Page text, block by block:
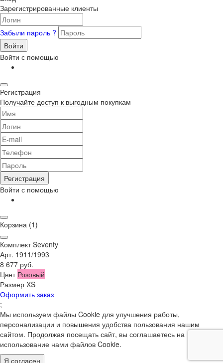
Зарегистрированные клиенты
Забыли пароль ?
Войти
Войти с помощью
Регистрация
Получайте доступ к выгодным покупкам
Регистрация
Войти с помощью
Корзина (1)
Комплект Seventy
Арт. 1911/1993
8 677 руб.
Цвет Розовый
Размер XS
Оформить заказ
;
Мы используем файлы Cookie для улучшения работы,
персонализации и повышения удобства пользования нашим
сайтом. Продолжая посещать сайт, вы соглашаетесь на
использование нами файлов Cookie.
Я согласен